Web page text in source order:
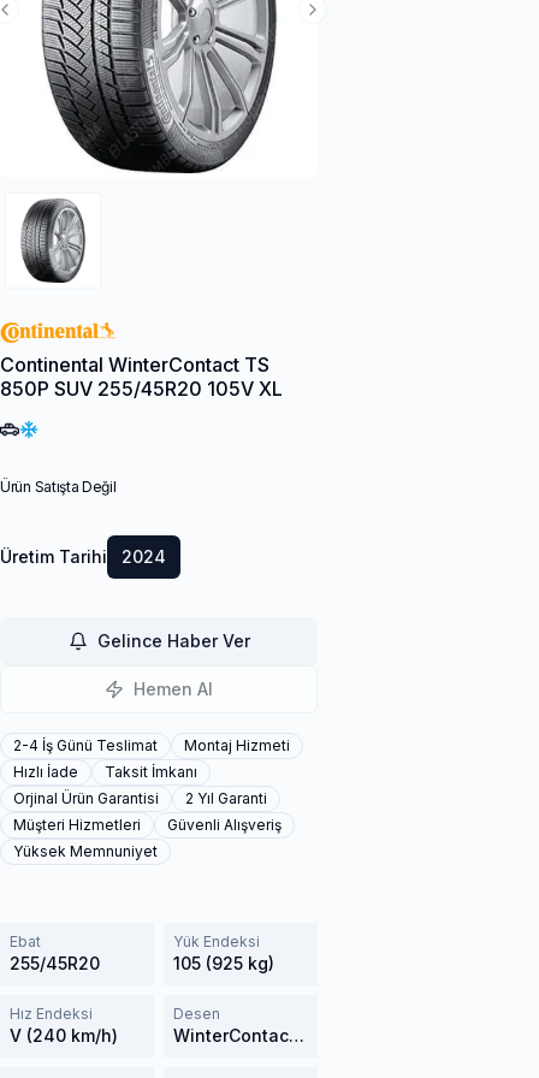
Next Slide
Previous Slide
Continental WinterContact TS
850P SUV 255/45R20 105V XL
Ürün Satışta Değil
Üretim Tarihi 2024
Gelince Haber Ver
Hemen Al
2-4 İş Günü Teslimat
Montaj Hizmeti
Hızlı İade
Taksit İmkanı
Orjinal Ürün Garantisi
2 Yıl Garanti
Müşteri Hizmetleri
Güvenli Alışveriş
Yüksek Memnuniyet
Ebat
255/45R20
Yük Endeksi
105 (925 kg)
Hız Endeksi
V (240 km/h)
Desen
WinterContact TS 850P SUV